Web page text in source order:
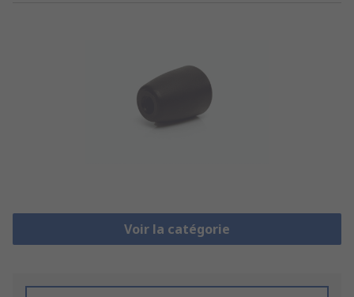
Voir la catégorie